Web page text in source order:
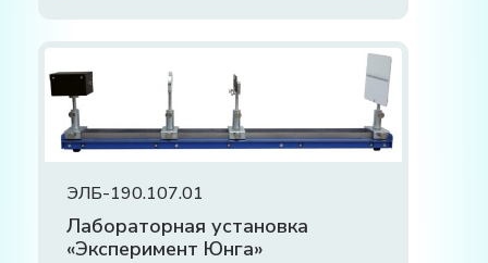
ЭЛБ-190.107.01
Лабораторная установка
«Эксперимент Юнга»